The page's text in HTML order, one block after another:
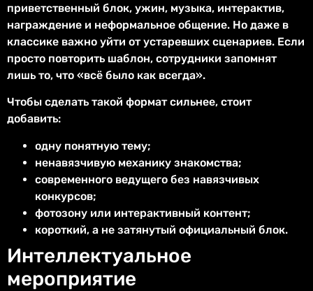
приветственный блок, ужин, музыка, интерактив,
награждение и неформальное общение. Но даже в
классике важно уйти от устаревших сценариев. Если
просто повторить шаблон, сотрудники запомнят
лишь то, что «всё было как всегда».
Чтобы сделать такой формат сильнее, стоит
добавить:
одну понятную тему;
ненавязчивую механику знакомства;
современного ведущего без навязчивых
конкурсов;
фотозону или интерактивный контент;
короткий, а не затянутый официальный блок.
Интеллектуальное
мероприятие